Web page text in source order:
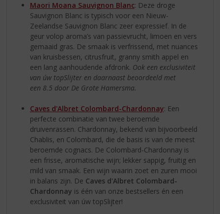
Maori Moana Sauvignon Blanc: Deze droge
Sauvignon Blanc is typisch voor een Nieuw-
Zeelandse Sauvignon Blanc zeer expressief. In de
geur volop aroma’s van passievrucht, limoen en vers
gemaaid gras. De smaak is verfrissend, met nuances
van kruisbessen, citrusfruit, granny smith appel en
een lang aanhoudende afdronk. Ook een exclusiviteit
van úw topSlijter en daarnaast beoordeeld met
een 8.5 door De Grote Hamersma.
Caves d'Albret Colombard-Chardonnay: Een
perfecte combinatie van twee beroemde
druivenrassen. Chardonnay, bekend van bijvoorbeeld
Chablis, en Colombard, die de basis is van de meest
beroemde cognacs. De Colombard-Chardonnay is
een frisse, aromatische wijn; lekker sappig, fruitig en
mild van smaak. Een wijn waarin zoet en zuren mooi
in balans zijn. De Caves d'Albret Colombard-
Chardonnay is één van onze bestsellers én een
exclusiviteit van úw topSlijter!